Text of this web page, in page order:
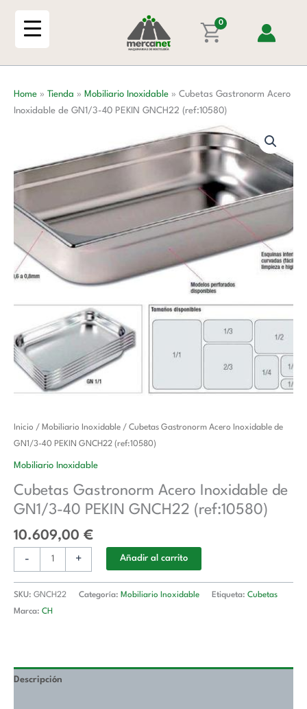
0
Home » Tienda » Mobiliario Inoxidable » Cubetas Gastronorm Acero
Inoxidable de GN1/3-40 PEKIN GNCH22 (ref:10580)
Inicio / Mobiliario Inoxidable / Cubetas Gastronorm Acero Inoxidable de
GN1/3-40 PEKIN GNCH22 (ref:10580)
Mobiliario Inoxidable
Cubetas Gastronorm Acero Inoxidable de
GN1/3-40 PEKIN GNCH22 (ref:10580)
10.609,00 €
-
Cubetas
Gastronorm
Acero
de
GN1/3-
PEKIN
GNCH22
(ref:10580)
cantidad
+ Añadir al carrito
SKU: GNCH22 Categoría: Mobiliario Inoxidable Etiqueta: Cubetas
Marca: CH
Descripción
GN1/3-
40
GNCH22
(ref:10580)